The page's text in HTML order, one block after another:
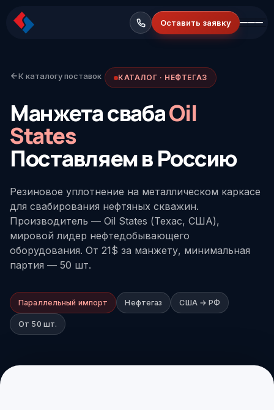
Оставить заявку
К каталогу поставок КАТАЛОГ · НЕФТЕГАЗ
Манжета свабаOil
States
Поставляем в Россию
Резиновое уплотнение на металлическом каркасе
для свабирования нефтяных скважин.
Производитель — Oil States (Техас, США),
мировой лидер нефтедобывающего
оборудования. От 21$ за манжету, минимальная
партия — 50 шт.
Параллельный импорт Нефтегаз США → РФ
От 50 шт.